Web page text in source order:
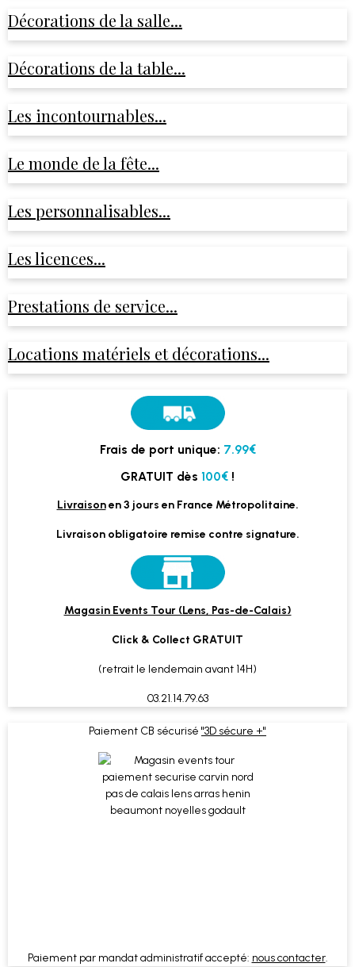
Décorations de la salle...
Décorations de la table...
Les incontournables...
Le monde de la fête...
Les personnalisables...
Les licences...
Prestations de service...
Locations matériels et décorations...
Frais de port unique: 7.99€
GRATUIT dès 100€ !
Livraisonen 3 jours en France Métropolitaine.
Livraison obligatoire remise contre signature.
Magasin Events Tour (Lens, Pas-de-Calais)
Click & Collect GRATUIT
(retrait le lendemain avant 14H)
03.21.14.79.63
Paiement CB sécurisé "3D sécure +"
Paiement par mandat administratif accepté: nous contacter.